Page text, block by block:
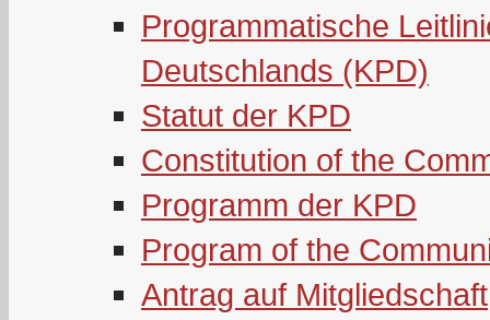
Programmatische
Deutschlands (KPD)
Statut der KPD
Constitution of the
Programm der KPD
Program of the
Antrag auf Mitgliedschaft